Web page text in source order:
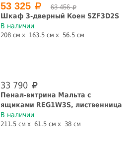
53 325 63 456
Шкаф 3-дверный Коен SZF3D2S
В наличии
208 см 163.5 см 56.5 см
33 790
Пенал-витрина Мальта с
ящиками REG1W3S, лиственница
В наличии
211.5 см 61.5 см 38 см